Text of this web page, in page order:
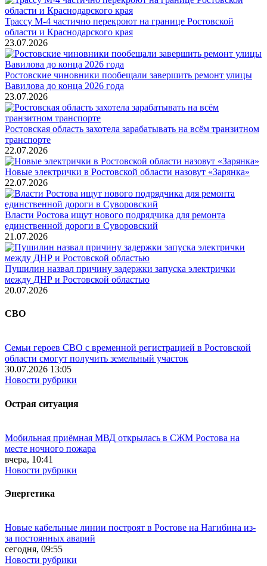
Трассу М-4 частично перекроют на границе Ростовской
области и Краснодарского края
23.07.2026
Ростовские чиновники пообещали завершить ремонт улицы
Вавилова до конца 2026 года
23.07.2026
Ростовская область захотела зарабатывать на всём транзитном
транспорте
22.07.2026
Новые электрички в Ростовской области назовут «Зарянка»
22.07.2026
Власти Ростова ищут нового подрядчика для ремонта
единственной дороги в Суворовский
21.07.2026
Пушилин назвал причину задержки запуска электрички
между ДНР и Ростовской областью
20.07.2026
СВО
Семьи героев СВО с временной регистрацией в Ростовской
области смогут получить земельный участок
30.07.2026 13:05
Новости рубрики
Острая ситуация
Мобильная приёмная МВД открылась в СЖМ Ростова на
месте ночного пожара
вчера, 10:41
Новости рубрики
Энергетика
Новые кабельные линии построят в Ростове на Нагибина из-
за постоянных аварий
сегодня, 09:55
Новости рубрики